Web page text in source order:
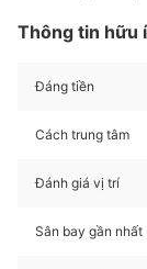
Thông tin hữu
Đáng tiền
Cách trung tâm
Đánh giá vị trí
Sân bay gần nhất